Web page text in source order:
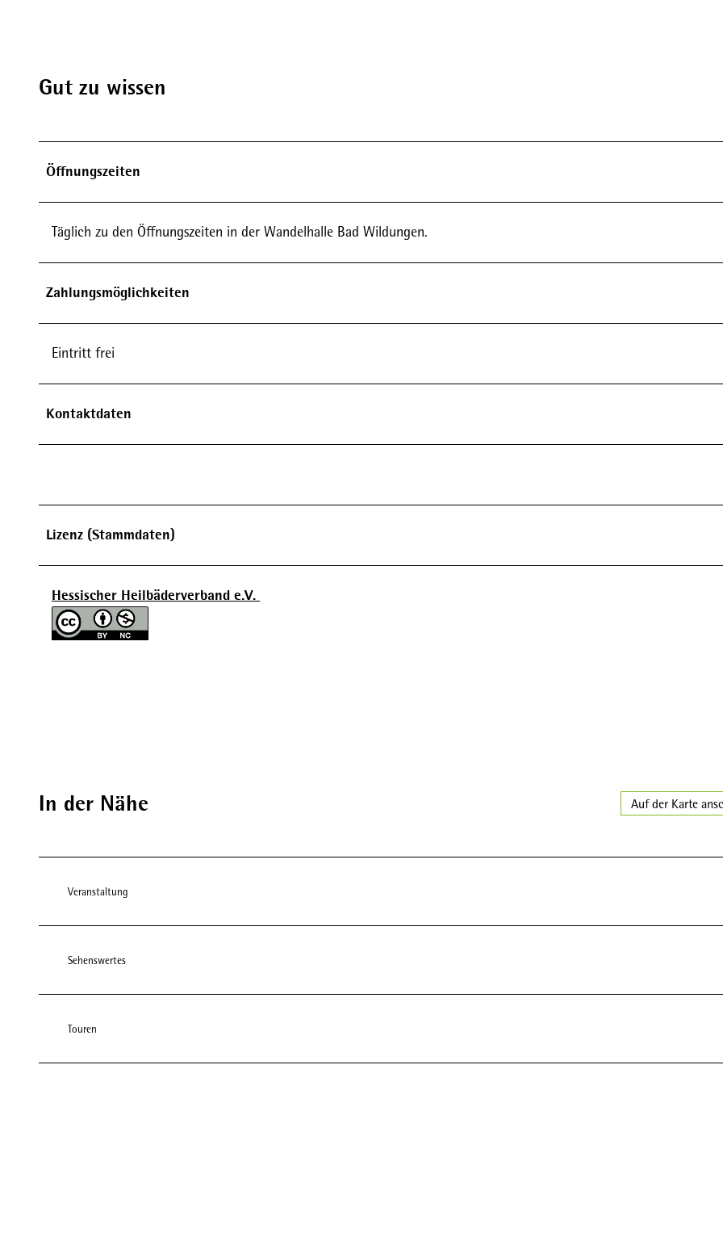
h
a
i
J
p
Gut zu wissen
Öffnungszeiten
Täglich zu den Öffnungszeiten in der Wandelhalle Bad Wildungen.
Zahlungsmöglichkeiten
Eintritt frei
Kontaktdaten
Lizenz (Stammdaten)
Hessischer Heilbäderverband e.V.
In der Nähe Auf der Karte
Veranstaltung
Sehenswertes
Touren